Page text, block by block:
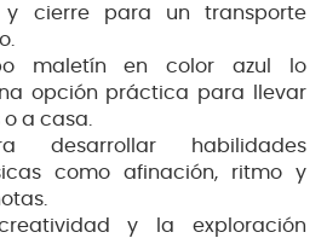
y cierre para un transporte
maletín en color azul lo
opción práctica para llevar
a casa.
desarrollar habilidades
como afinación, ritmo y
y la exploración